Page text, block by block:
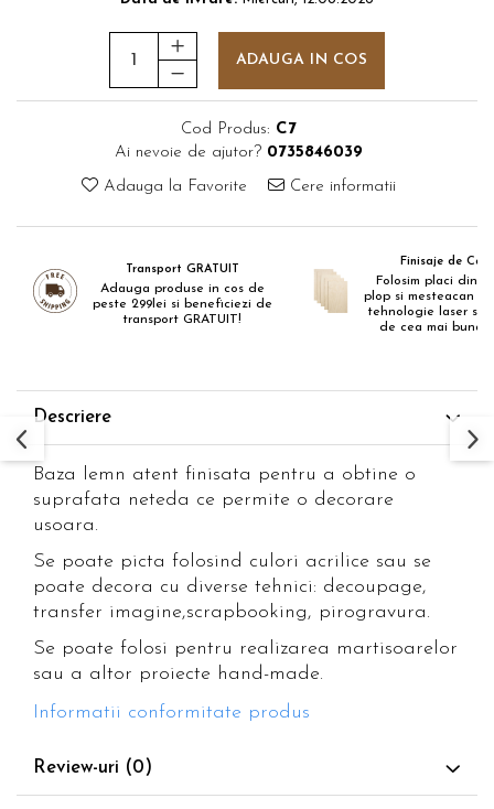
ADAUGA IN COS
Cod Produs: C7
Ai nevoie de ajutor? 0735846039
Adauga la Favorite Cere informatii
Transport GRATUIT
Adauga produse in cos de
peste 299lei si beneficiezi de
transport GRATUIT!
Finisaje de
Folosim placi din
plop si mesteacan
tehnologie laser si
de cea mai buna
Descriere
Baza lemn atent finisata pentru a obtine o
suprafata neteda ce permite o decorare
usoara.
Se poate picta folosind culori acrilice sau se
poate decora cu diverse tehnici: decoupage,
transfer imagine,scrapbooking, pirogravura.
Se poate folosi pentru realizarea martisoarelor
sau a altor proiecte hand-made.
Informatii conformitate produs
Review-uri (0)